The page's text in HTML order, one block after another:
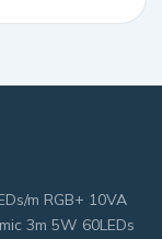
m RGB+ 10VA
3m 5W 60LEDs